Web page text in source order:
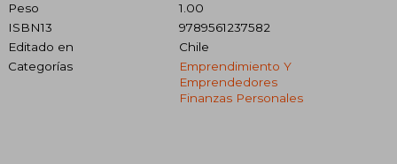
Peso
1.00
ISBN13
9789561237582
Editado en
Chile
Categorías
Emprendimiento Y
Emprendedores
Finanzas Personales